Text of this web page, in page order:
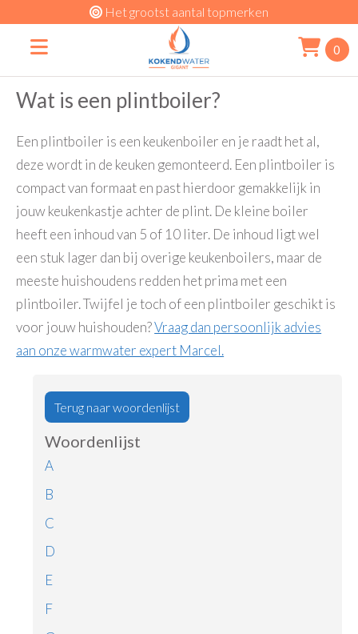
aantal topmerken
0
Wat is een plintboiler?
Een plintboiler is een keukenboiler en je raadt het al,
deze wordt in de keuken gemonteerd. Een plintboiler is
compact van formaat en past hierdoor gemakkelijk in
jouw keukenkastje achter de plint. De kleine boiler
heeft een inhoud van 5 of 10 liter. De inhoud ligt wel
een stuk lager dan bij overige keukenboilers, maar de
meeste huishoudens redden het prima met een
plintboiler. Twijfel je toch of een plintboiler geschikt is
voor jouw huishouden?Vraag dan persoonlijk advies
aan onze warmwater expert Marcel.
Terug naar woordenlijst
Woordenlijst
A
B
C
D
E
F